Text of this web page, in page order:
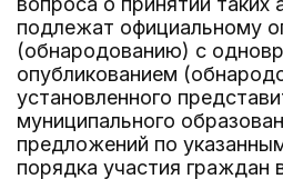
подлежат официальному
(обнародованию) с
опубликованием
установленного
муниципального
предложений по
порядка участия граждан